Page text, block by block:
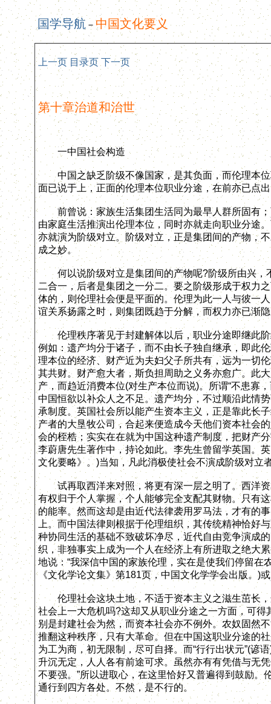
国学导航 － 中国文化要义
上一页 目录页 下一页
第十章治道和治世
一中国社会构造
中国之缺乏阶级不像国家，是其负面，而伦理本位
面已说于上，正面的伦理本位职业分途，在前亦已点
前曾说：家族生活集团生活同为最早人群所固有；
由家庭生活推演出伦理本位，同时亦就走向职业分途
亦就演为阶级对立。阶级对立，正是集团间的产物，
成之妙。
何以说阶级对立是集团间的产物呢?阶级所由兴，
二合一，后者是集团之一分二。要之阶级形成于权力
体的，则伦理社会便是平面的。伦理为此一人与彼一
谊关系扬露之时，则集团既趋于分解，而权力亦已渐
伦理秩序著见于封建解体以后，职业分途即继此阶
例如：遗产均分于诸子，而不由长子独自继承，即此
理本位的经济、财产近为夫妇父子所共有，远为一切
其共财。财产愈大者，斯负担周助之义务亦愈广。此
产，而趋近消费本位(对生产本位而说)。所谓“不患寡
中国恒欲以补众人之不足。遗产均分，不过顺沿此情
承制度。英国社会所以能产生资本主义，正是靠此长
产者的大垦牧公司，合起来便造成今天他们资本社会
会的桎梏；实实在在就为中国这种遗产制度，把财产
李蔚唐先生著作中，持论如此。李先生曾留学英国。
文化要略》。)当知，凡此消极使社会不演成阶级对立
试再取西洋来对照，将更有深一层之明了。西洋资
有权归于个人掌握，个人能够完全支配其财物。只有
的能率。然而这却是由近代法律袭用罗马法，才有的
上。而中国法律则根据于伦理组织，其传统精神恰好
种协同生活的基础不致破坏净尽，近代自由竞争演成
织，非独事实上成为一个人在经济上有所进取之绝大
地说：“我深信中国的家族伦理，实在是使我们停留在
《文化学论文集》第181页，中国文化学学会出版。)
伦理社会这块土地，不适于资本主义之滋生茁长，
社会上一大危机吗?这却又从职业分途之一方面，可
别是封建社会为然，而资本社会亦不例外。农奴固然
推翻这种秩序，只有大革命。但在中国这职业分途的
为工为商，初无限制，尽可自择。而“行行出状元”(谚
升沉无定，人人各有前途可求。虽然亦有有凭借与无
不要强。”所以进取心，在这里恰好又普遍得到鼓励
通行到四方各处。不然，是不行的。